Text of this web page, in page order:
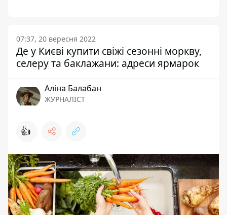
07:37, 20 вересня 2022
Де у Києві купити свіжі сезонні моркву,
селеру та баклажани: адреси ярмарок
Аліна Балабан
ЖУРНАЛІСТ
👍